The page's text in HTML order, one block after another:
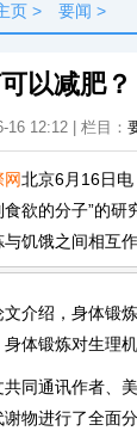
页 > 要闻 >
以减肥
16 12:12 | 栏目：
网北京6月16日
欲的分子”的
饥饿之间相互
绍，身体锻炼
体锻炼对生理
通讯作者、美
物进行了全面